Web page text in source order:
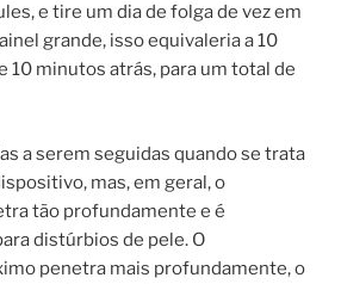
e tire um dia de folga de vez em
grande, isso equivaleria a 10
10 minutos atrás, para um total de
a serem seguidas quando se trata
mas, em geral, o
tão profundamente e é
distúrbios de pele. O
penetra mais profundamente, o